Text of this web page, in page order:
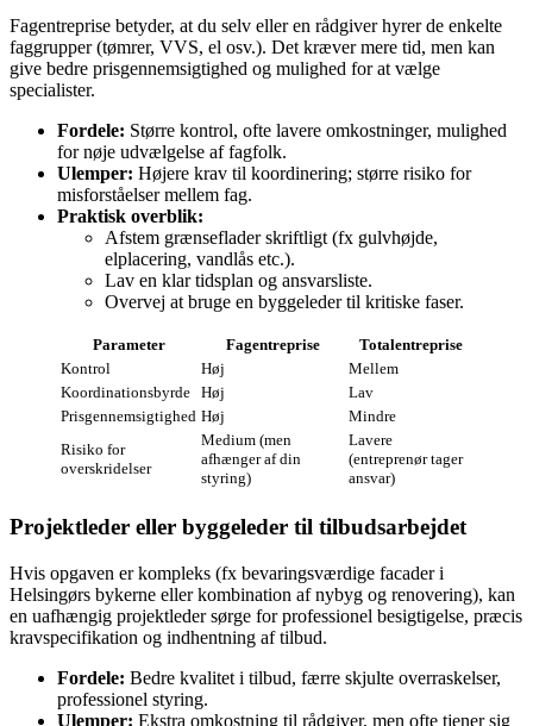
Fagentreprise betyder, at du selv eller en rådgiver hyrer de enkelte
faggrupper (tømrer, VVS, el osv.). Det kræver mere tid, men kan
give bedre prisgennemsigtighed og mulighed for at vælge
specialister.
Fordele: Større kontrol, ofte lavere omkostninger, mulighed
for nøje udvælgelse af fagfolk.
Ulemper: Højere krav til koordinering; større risiko for
misforståelser mellem fag.
Praktisk overblik:
Afstem grænseflader skriftligt (fx gulvhøjde,
elplacering, vandlås etc.).
Lav en klar tidsplan og ansvarsliste.
Overvej at bruge en byggeleder til kritiske faser.
Parameter Fagentreprise
Totalentreprise
Kontrol
Høj
Mellem
Koordinationsbyrde Høj
Lav
Prisgennemsigtighed Høj
Mindre
Risiko for
overskridelser
Medium (men
afhænger af din
styring)
Lavere
(entreprenør tager
ansvar)
Projektleder eller byggeleder til tilbudsarbejdet
Hvis opgaven er kompleks (fx bevaringsværdige facader i
Helsingørs bykerne eller kombination af nybyg og renovering), kan
en uafhængig projektleder sørge for professionel besigtigelse, præcis
kravspecifikation og indhentning af tilbud.
Fordele: Bedre kvalitet i tilbud, færre skjulte overraskelser,
professionel styring.
Ulemper: Ekstra omkostning til rådgiver, men ofte tjener sig